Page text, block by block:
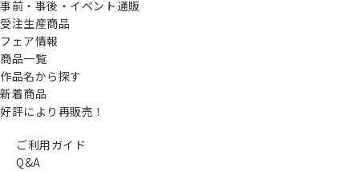
事前・事後・イベント通販
受注生産商品
フェア情報
商品一覧
作品名から探す
新着商品
好評により再販売！
ご利用ガイド
Q&A